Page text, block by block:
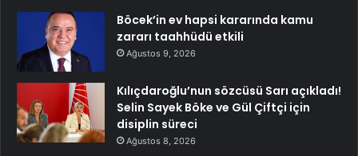
Böcek’in ev hapsi kararında kamu
zararı taahhüdü etkili
Ağustos 9, 2026
Kılıçdaroğlu’nun sözcüsü Sarı açıkladı!
Selin Sayek Böke ve Gül Çiftçi için
disiplin süreci
Ağustos 8, 2026